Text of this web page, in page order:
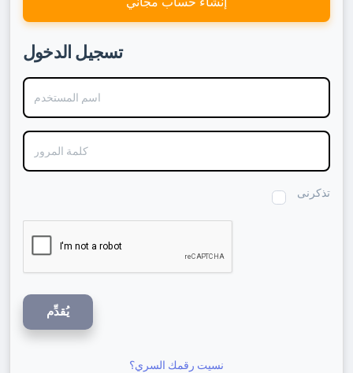
تسجيل الدخول
اسم المستخدم
كلمة المرور
تذكرنى
يُقدِّم
نسيت رقمك السري؟